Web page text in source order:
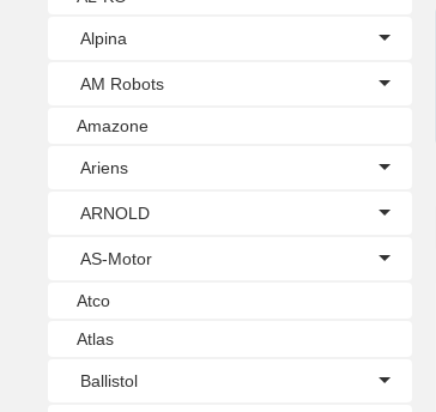
Alpina
AM Robots
Amazone
Ariens
ARNOLD
AS-Motor
Atco
Atlas
Ballistol